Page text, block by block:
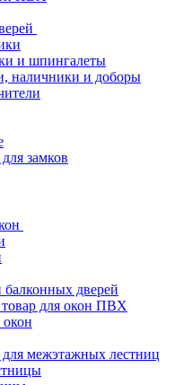
и шпингалеты
наличники и доборы
замков
балконных дверей
для окон ПВХ
окон
межэтажных лестниц